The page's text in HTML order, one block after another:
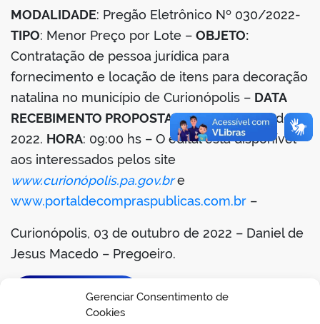
Gerenciar Consentimento de
Cookies
MODALIDADE: Pregão Eletrônico Nº 030/2022-
TIPO: Menor Preço por Lote – OBJETO:
Contratação de pessoa jurídica para
fornecimento e locação de itens para decoração
natalina no município de Curionópolis – DATA
RECEBIMENTO PROPOSTAS: 18 de outubro de
2022. HORA: 09:00 hs – O edital está disponível
aos interessados pelos site
www.curionópolis.pa.gov.bre
www.portaldecompraspublicas.com.br –
Curionópolis, 03 de outubro de 2022 – Daniel de
Jesus Macedo – Pregoeiro.
BAIXAR EDITAL